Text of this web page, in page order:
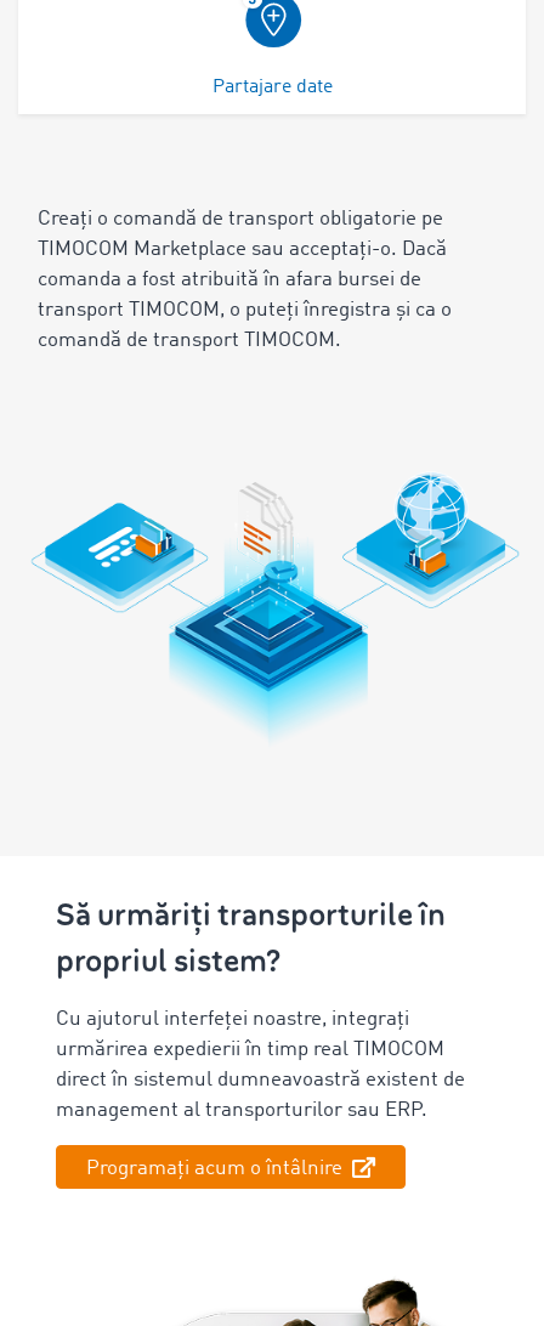
Partajare date
Creați o comandă de transport obligatorie pe
TIMOCOM Marketplace sau acceptați-o. Dacă
comanda a fost atribuită în afara bursei de
transport TIMOCOM, o puteți înregistra și ca o
comandă de transport TIMOCOM.
Să urmăriți transporturile în
propriul sistem?
Cu ajutorul interfeței noastre, integrați
urmărirea expedierii în timp real TIMOCOM
direct în sistemul dumneavoastră existent de
management al transporturilor sau ERP.
Programați acum o întâlnire